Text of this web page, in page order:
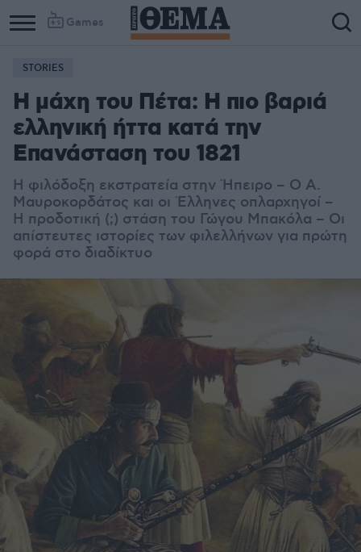
Games
STORIES
Η μάχη του Πέτα: Η πιο βαριά
ελληνική ήττα κατά την
Επανάσταση του 1821
Η φιλόδοξη εκστρατεία στην Ήπειρο – Ο Α.
Μαυροκορδάτος και οι Έλληνες οπλαρχηγοί –
Η προδοτική (;) στάση του Γώγου Μπακόλα – Οι
απίστευτες ιστορίες των φιλελλήνων για πρώτη
φορά στο διαδίκτυο